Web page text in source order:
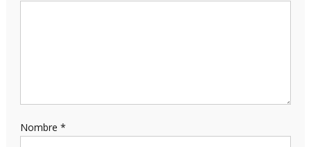
Nombre *